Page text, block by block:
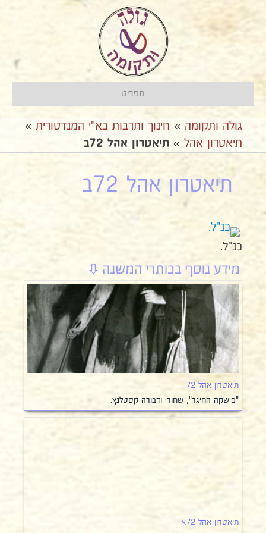
תפריט
גולה ותקומה » חינוך ותרבות בא"י המנדטורית »
תיאטרון אהל » תיאטרון אהל 72ב
תיאטרון אהל 72ב
כנ"ל.
תיאטרון אהל 72
"פישקה החיגר", שחורי ודבורה קסטלנץ.
תיאטרון אהל 72א